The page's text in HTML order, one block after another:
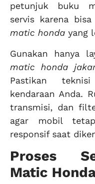
petunjuk buku
servis karena
matic honda yang
Gunakan hanya
matic honda
Pastikan
kendaraan Anda.
transmisi, dan
agar mobil
responsif saat
Proses
Matic